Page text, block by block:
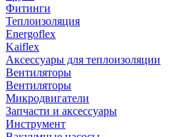
Фитинги
Теплоизоляция
Energoflex
Kaiflex
Аксессуары для теплоизоляции
Вентиляторы
Вентиляторы
Микродвигатели
Запчасти и аксессуары
Инструмент